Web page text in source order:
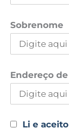
Sobrenome
Endereço
Li e